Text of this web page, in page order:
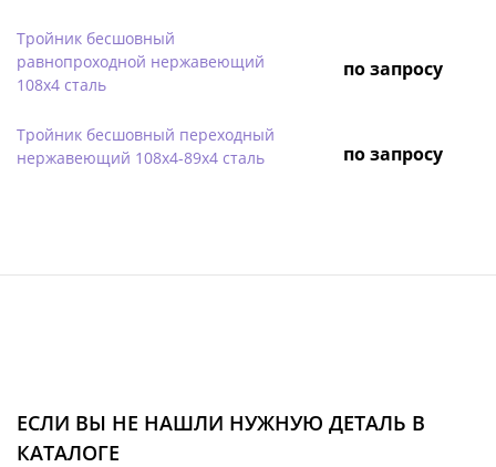
Тройник бесшовный
равнопроходной нержавеющий
108х4 сталь
по запросу
Тройник бесшовный переходный
нержавеющий 108х4-89х4 сталь
по запросу
ЕСЛИ ВЫ НЕ НАШЛИ НУЖНУЮ ДЕТАЛЬ В
КАТАЛОГЕ